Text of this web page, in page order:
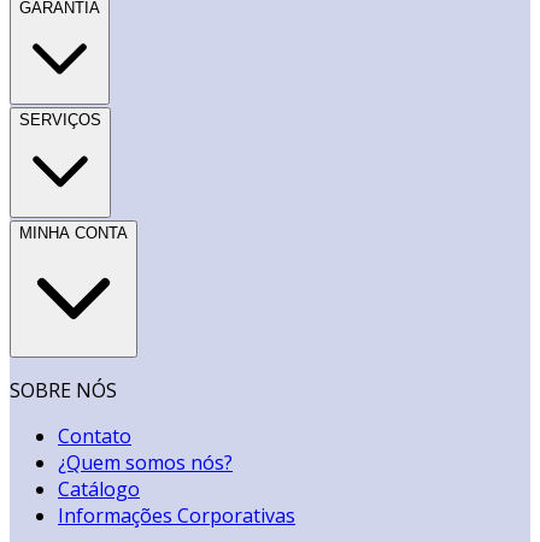
GARANTIA
SERVIÇOS
MINHA CONTA
SOBRE NÓS
Contato
¿Quem somos nós?
Catálogo
Informações Corporativas